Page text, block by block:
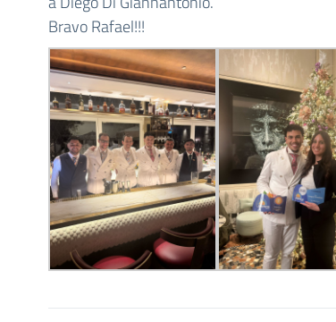
Bravo Rafael!!!